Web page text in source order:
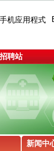
手机应用程式
招聘站
新闻中